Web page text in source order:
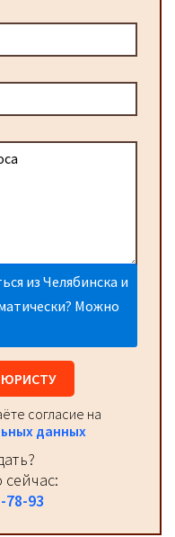
из Челябинска и
Можно
ЮРИСТУ
согласие на
данных
78-93